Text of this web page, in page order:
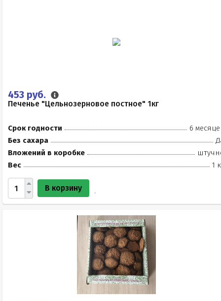
453 руб.
Печенье "Цельнозерновое постное" 1кг
Срок годности
6
Без сахара
Вложений в коробке
Вес
1
В корзину